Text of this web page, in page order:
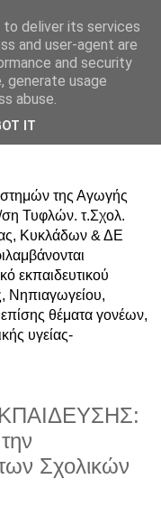
&
της Αγωγής
ση Τυφλών. τ.Σχολ.
Κυκλάδων & ΔΕ
εκπαιδευτικού
Νηπιαγωγείου,
θέματα γονέων,
υγείας-
Σχολικών
deliver its services
and user-agent are
and security
generate usage
abuse.
IT